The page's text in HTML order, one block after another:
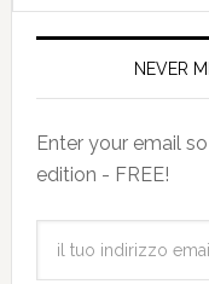
NEVER
Enter your email
edition - FREE!